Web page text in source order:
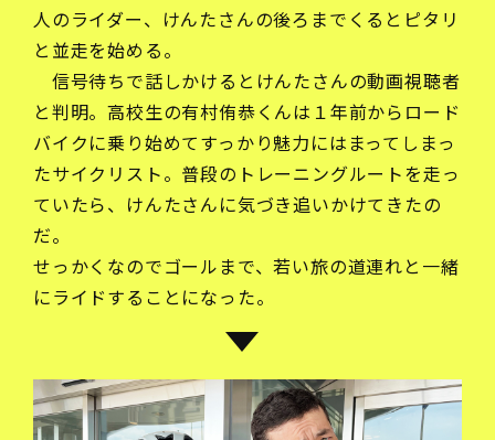
人のライダー、けんたさんの後ろまでくるとピタリ
と並走を始める。
信号待ちで話しかけるとけんたさんの動画視聴者
と判明。高校生の有村侑恭くんは１年前からロード
バイクに乗り始めてすっかり魅力にはまってしまっ
たサイクリスト。普段のトレーニングルートを走っ
ていたら、けんたさんに気づき追いかけてきたの
だ。
せっかくなのでゴールまで、若い旅の道連れと一緒
にライドすることになった。